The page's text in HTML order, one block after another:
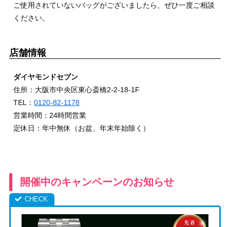
ご使用されていないバッグがございましたら、ぜひ一度ご相談
ください。
店舗情報
ダイヤモンドセブン
住所：大阪市中央区東心斎橋2-2-18-1F
TEL：0120-82-1178
営業時間：24時間営業
定休日：年中無休（お盆、年末年始除く）
開催中のキャンペーンのお知らせ